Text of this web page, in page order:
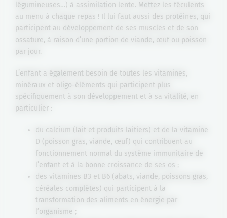
légumineuses…) à assimilation lente. Mettez les féculents
au menu à chaque repas ! Il lui faut aussi des protéines, qui
participent au développement de ses muscles et de son
ossature, à raison d’une portion de viande, œuf ou poisson
par jour.
L’enfant a également besoin de toutes les vitamines,
minéraux et oligo-éléments qui participent plus
spécifiquement à son développement et à sa vitalité, en
particulier :
du calcium (lait et produits laitiers) et de la vitamine
D (poisson gras, viande, œuf) qui contribuent au
fonctionnement normal du système immunitaire de
l’enfant et à la bonne croissance de ses os ;
des vitamines B3 et B6 (abats, viande, poissons gras,
céréales complètes) qui participent à la
transformation des aliments en énergie par
l’organisme ;